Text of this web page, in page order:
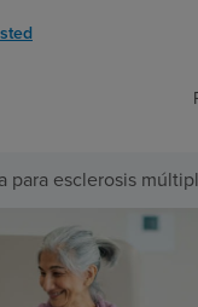
para esclerosis